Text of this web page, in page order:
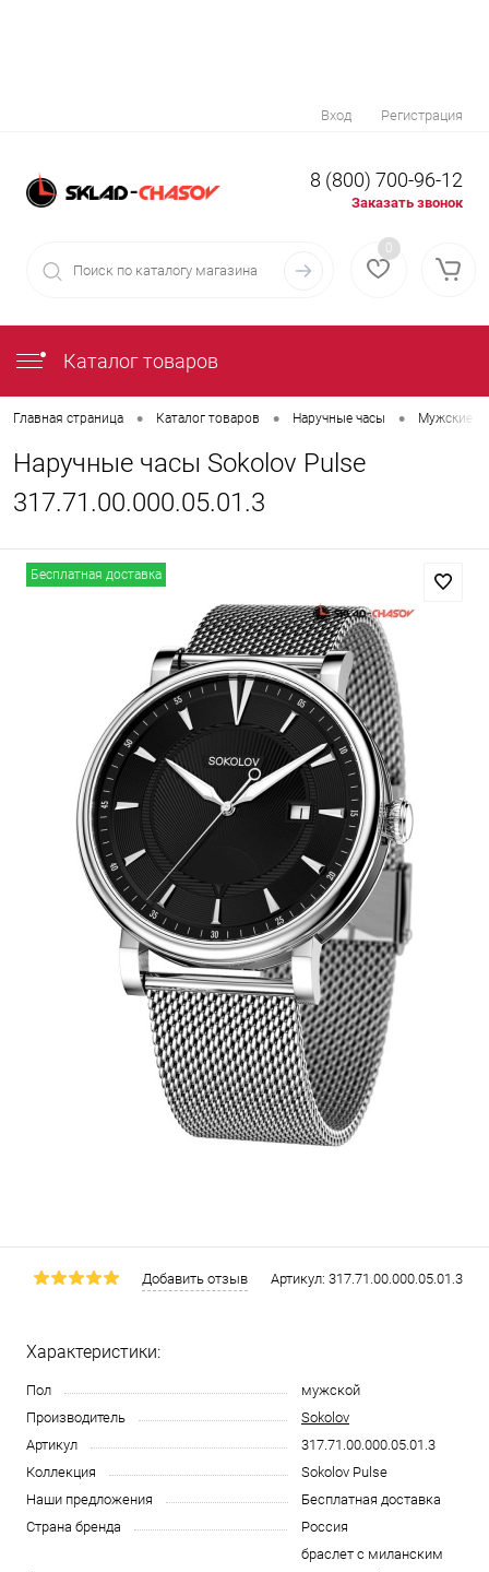
Вход Регистрация
8 (800) 700-96-12
Заказать звонок
0
Каталог товаров
Главная страница • Каталог товаров • Наручные часы • Мужские
Наручные часы Sokolov Pulse
317.71.00.000.05.01.3
Бесплатная доставка
Добавить отзыв Артикул: 317.71.00.000.05.01.3
Характеристики:
Пол
мужской
Производитель
Sokolov
Артикул
317.71.00.000.05.01.3
Коллекция
Sokolov Pulse
Наши предложения
Бесплатная доставка
Страна бренда
Россия
браслет с миланским